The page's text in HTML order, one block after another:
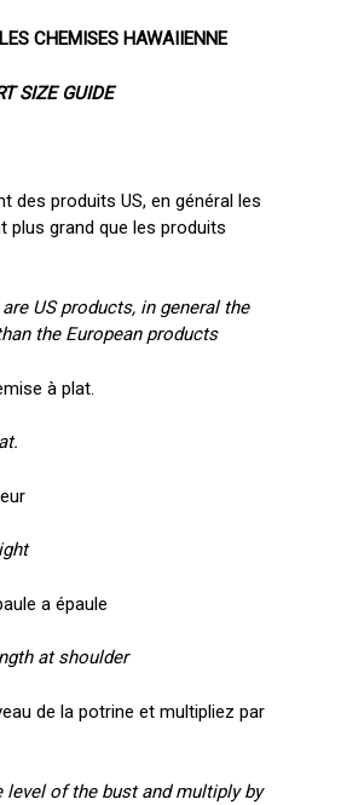
CHEMISES HAWAIIENNE
SIZE GUIDE
des produits US, en général les
plus grand que les produits
US products, in general the
the European products
à plat.
a épaule
at shoulder
de la potrine et multipliez par
level of the bust and multiply by